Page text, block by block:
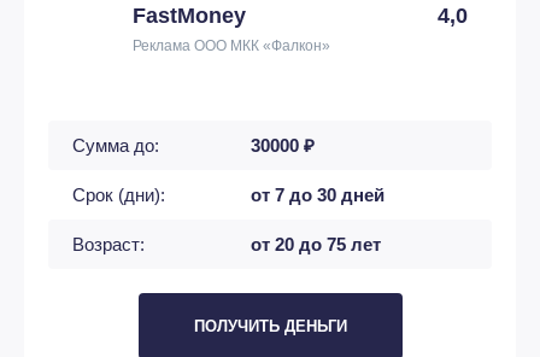
FastMoney 4,0
Реклама ООО МКК «Фалкон»
Сумма до: 30000 ₽
Срок (дни): от 7 до 30 дней
Возраст: от 20 до 75 лет
ПОЛУЧИТЬ ДЕНЬГИ